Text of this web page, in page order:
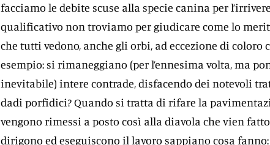
facciamo le debite scuse alla specie canina per
qualificativo non troviamo per giudicare come lo
che tutti vedono, anche gli orbi, ad eccezione di coloro
esempio: si rimaneggiano (per l’ennesima volta, ma
inevitabile) intere contrade, disfacendo dei notevoli
dadi porfidici? Quando si tratta di rifare la
vengono rimessi a posto così alla diavola che vien
dirigono ed eseguiscono il lavoro sappiano cosa fanno: